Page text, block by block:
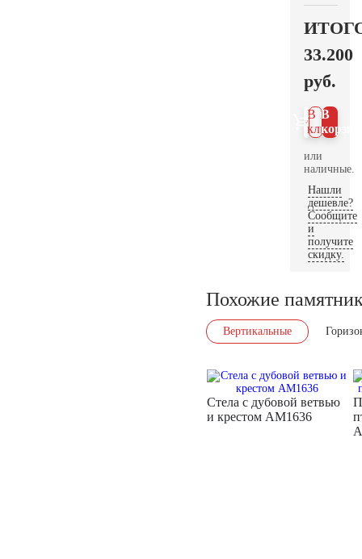
33.200
руб.
В
В 1
клик
или
наличные.
Нашли
дешевле?
Сообщите
и
получите
скидку.
Похожие
Вертикальные
Стела с дубовой ветвью
и крестом AM1636